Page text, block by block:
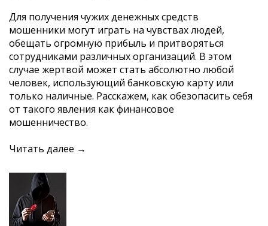
Для получения чужих денежных средств
мошенники могут играть на чувствах людей,
обещать огромную прибыль и притворяться
сотрудниками различных организаций. В этом
случае жертвой может стать абсолютно любой
человек, использующий банковскую карту или
только наличные. Расскажем, как обезопасить себя
от такого явления как финансовое
мошенничество.
Читать далее →